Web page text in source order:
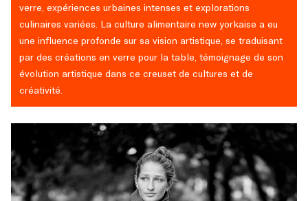
verre, expériences urbaines intenses et explorations
culinaires variées. La culture alimentaire new yorkaise a eu
une influence profonde sur sa vision artistique, se traduisant
par des créations en verre pour la table, témoignage de son
évolution artistique dans ce creuset de cultures et de
créativité.